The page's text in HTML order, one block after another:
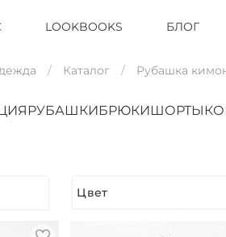
LOOKBOOKS БЛОГ
Каталог Рубашка
РУБАШКИБРЮКИШОРТЫ
Цвет